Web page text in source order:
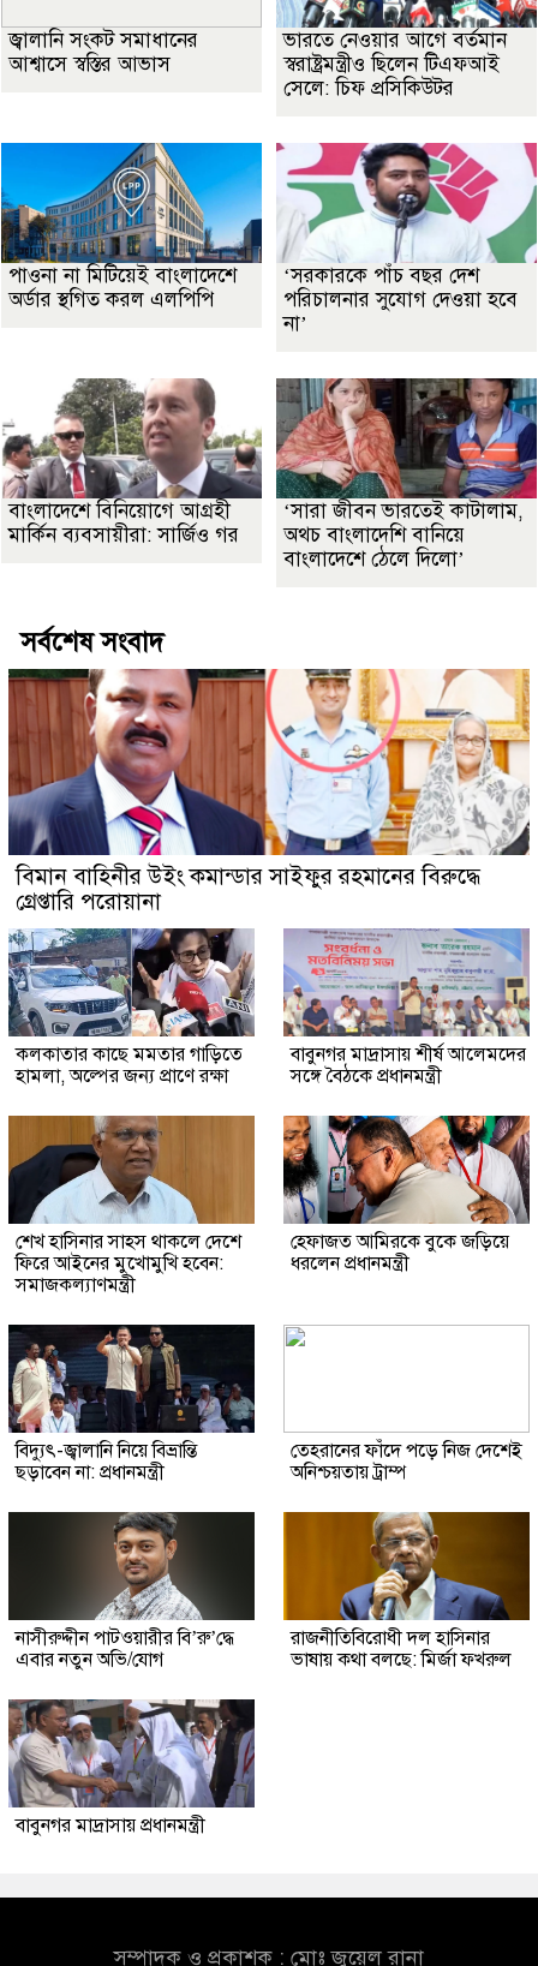
জ্বালানি সংকট সমাধানের
আশ্বাসে স্বস্তির আভাস
ভারতে নেওয়ার আগে বর্তমান
স্বরাষ্ট্রমন্ত্রীও ছিলেন টিএফআই
সেলে: চিফ প্রসিকিউটর
পাওনা না মিটিয়েই বাংলাদেশে
অর্ডার স্থগিত করল এলপিপি
‘সরকারকে পাঁচ বছর দেশ
পরিচালনার সুযোগ দেওয়া হবে
না’
বাংলাদেশে বিনিয়োগে আগ্রহী
মার্কিন ব্যবসায়ীরা: সার্জিও গর
‘সারা জীবন ভারতেই কাটালাম,
অথচ বাংলাদেশি বানিয়ে
বাংলাদেশে ঠেলে দিলো’
সর্বশেষ সংবাদ
বিমান বাহিনীর উইং কমান্ডার সাইফুর রহমানের বিরুদ্ধে
গ্রেপ্তারি পরোয়ানা
কলকাতার কাছে মমতার গাড়িতে
হামলা, অল্পের জন্য প্রাণে রক্ষা
বাবুনগর মাদ্রাসায় শীর্ষ আলেমদের
সঙ্গে বৈঠকে প্রধানমন্ত্রী
শেখ হাসিনার সাহস থাকলে দেশে
ফিরে আইনের মুখোমুখি হবেন:
সমাজকল্যাণমন্ত্রী
হেফাজত আমিরকে বুকে জড়িয়ে
ধরলেন প্রধানমন্ত্রী
বিদ্যুৎ-জ্বালানি নিয়ে বিভ্রান্তি
ছড়াবেন না: প্রধানমন্ত্রী
তেহরানের ফাঁদে পড়ে নিজ দেশেই
অনিশ্চয়তায় ট্রাম্প
নাসীরুদ্দীন পাটওয়ারীর বি’রু’দ্ধে
এবার নতুন অভি/যোগ
রাজনীতিবিরোধী দল হাসিনার
ভাষায় কথা বলছে: মির্জা ফখরুল
বাবুনগর মাদ্রাসায় প্রধানমন্ত্রী
সম্পাদক ও প্রকাশক : মোঃ জুয়েল রানা